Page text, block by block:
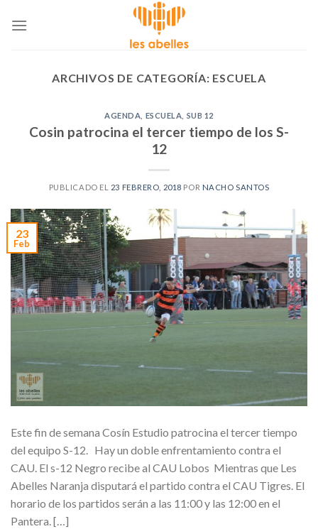
ARCHIVOS DE CATEGORÍA: ESCUELA
AGENDA ESCUELA SUB 12
Cosin patrocina el tercer tiempo de los S-
12
PUBLICADO EL 23 FEBRERO, 2018 POR NACHO SANTOS
23
Feb
Este fin de semana Cosín Estudio patrocina el tercer tiempo
del equipo S-12. Hay un doble enfrentamiento contra el
CAU. El s-12 Negro recibe al CAU Lobos Mientras que Les
Abelles Naranja disputará el partido contra el CAU Tigres. El
horario de los partidos serán a las 11:00 y las 12:00 en el
Pantera. […]